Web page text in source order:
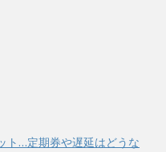
ト…定期券や遅延はどうな